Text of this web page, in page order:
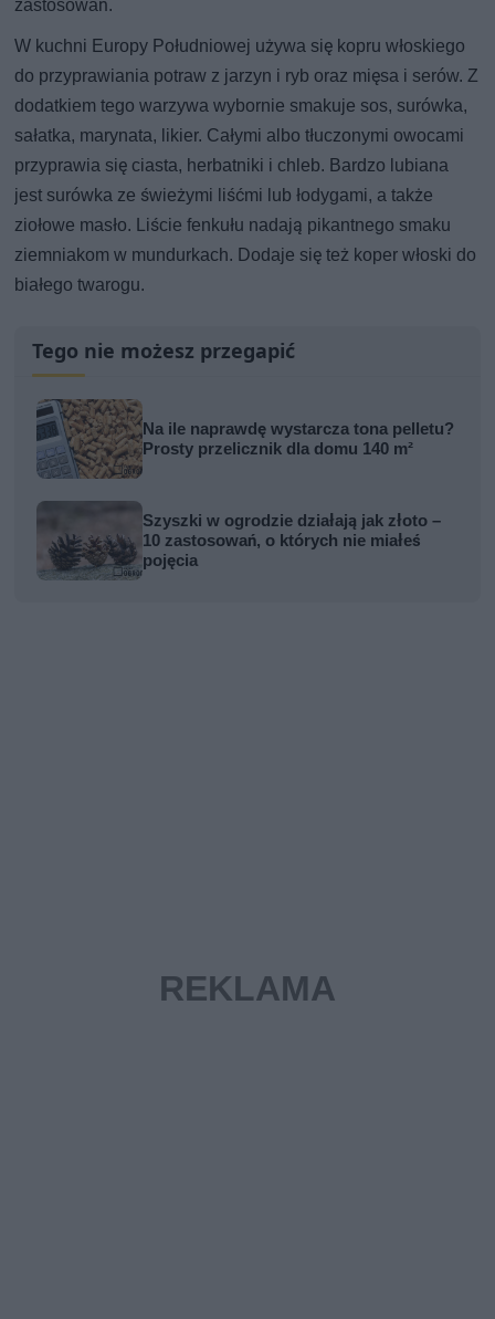
zastosowań.
W kuchni Europy Południowej używa się kopru włoskiego
do przyprawiania potraw z jarzyn i ryb oraz mięsa i serów. Z
dodatkiem tego warzywa wybornie smakuje sos, surówka,
sałatka, marynata, likier. Całymi albo tłuczonymi owocami
przyprawia się ciasta, herbatniki i chleb. Bardzo lubiana
jest surówka ze świeżymi liśćmi lub łodygami, a także
ziołowe masło. Liście fenkułu nadają pikantnego smaku
ziemniakom w mundurkach. Dodaje się też koper włoski do
białego twarogu.
Tego nie możesz przegapić
Na ile naprawdę wystarcza tona pelletu?
Prosty przelicznik dla domu 140 m²
Szyszki w ogrodzie działają jak złoto –
10 zastosowań, o których nie miałeś
pojęcia